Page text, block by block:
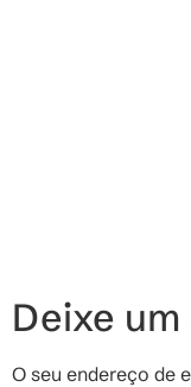
Deixe
O seu endereço de